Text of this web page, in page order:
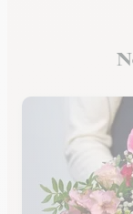
Fleuristes à